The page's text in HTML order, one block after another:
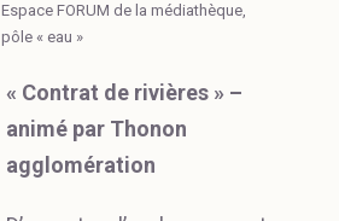
Espace FORUM de la médiathèque,
pôle « eau »
« Contrat de rivières » –
animé par Thonon
agglomération